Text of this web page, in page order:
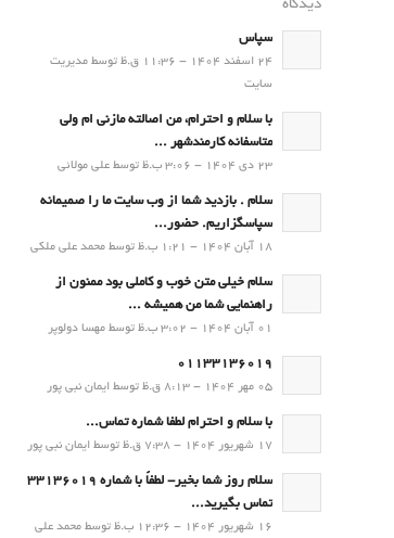
دیدگاه
سپاس
24 اسفند 1404 - 11:36 ق.ظ توسط مدیریت
سایت
با سلام و احترام، من اصالته مازنی ام ولی
متاسفانه کارمندشهر ...
23 دی 1404 - 3:06 ب.ظ توسط علی مولائی
سلام . بازدید شما از وب سایت ما را صمیمانه
سپاسگزاریم. حضور...
18 آبان 1404 - 1:21 ب.ظ توسط محمد علی ملکی
سلام خیلی متن خوب و کاملی بود ممنون از
راهنمایی شما من همیشه ...
01 آبان 1404 - 3:02 ب.ظ توسط مهسا دولوپر
01133136019
05 مهر 1404 - 8:13 ق.ظ توسط ایمان نبی پور
با سلام و احترام لطفا شماره تماس...
17 شهریور 1404 - 7:38 ق.ظ توسط ایمان نبی پور
سلام روز شما بخیر- لطفاً با شماره 33136019
تماس بگیرید...
16 شهریور 1404 - 12:36 ب.ظ توسط محمد علی